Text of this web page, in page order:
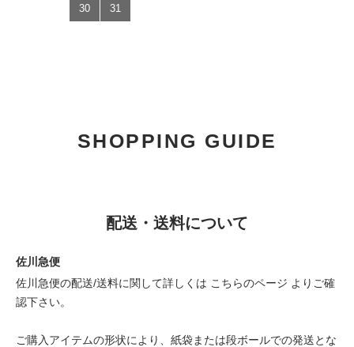
30 31
SHOPPING GUIDE
配送・送料について
佐川急便
佐川急便の配送/送料に関して詳しくは こちらのページ よりご確
認下さい。
ご購入アイテムの形状により、紙袋または段ボールでの発送とな